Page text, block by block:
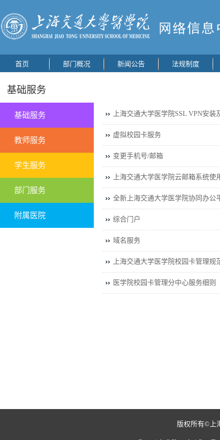
版权所有©上
首页 部门概况 新闻公告 法规制度
基础服务
教师服务
学生服务
部门服务
附属医院
基础服务
上海交通大学医学院SSL VPN安装
虚拟校园卡服务
变更手机号/邮箱
上海交通大学医学院云邮箱系统使
全新上海交通大学医学院协同办公
综合门户
域名服务
上海交通大学医学院校园卡管理规
医学院校园卡管理分中心服务细则